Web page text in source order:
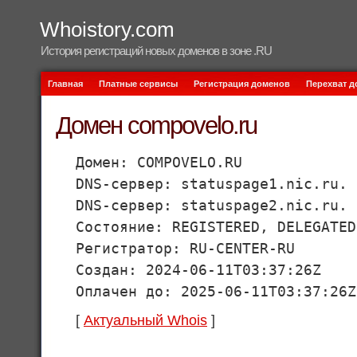
Whoistory.com
История регистраций новых доменов в зоне .RU
Главная Платные сервисы Регистрация доменов Перехват
Домен compovelo.ru
Домен: COMPOVELO.RU
DNS-сервер: statuspage1.nic.ru.
DNS-сервер: statuspage2.nic.ru.
Состояние: REGISTERED,
Регистратор: RU-CENTER-RU
Создан: 2024-06-11T03:37:26Z
Оплачен до: 2025-06-11T03:37:26Z
[ Актуальный Whois ]